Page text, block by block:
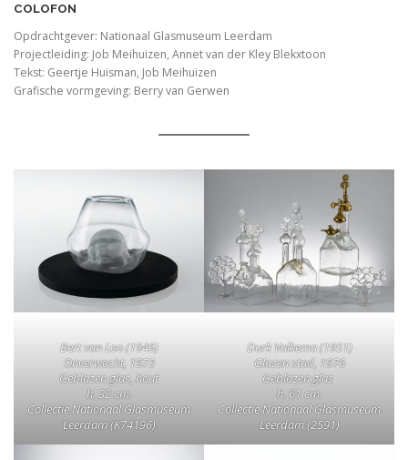
COLOFON
Opdrachtgever: Nationaal Glasmuseum Leerdam
Projectleiding: Job Meihuizen, Annet van der Kley Blekxtoon
Tekst: Geertje Huisman, Job Meihuizen
Grafische vormgeving: Berry van Gerwen
Bert van Loo (1946)
Onverwacht, 1973
Geblazen glas, hout
h. 32 cm.
Collectie Nationaal Glasmuseum
Leerdam (K74196)
Durk Valkema (1951)
Glazen stad, 1976
Geblazen glas
h. 61 cm.
Collectie Nationaal Glasmuseum
Leerdam (2591)